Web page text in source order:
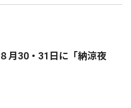
月30・31日に「納涼夜